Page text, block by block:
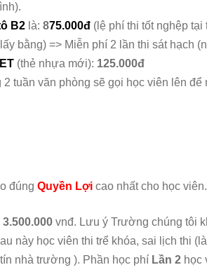
B2 là:875.000đ (lệ phí thi tốt nghệp
bằng) => Miễn phí 2 lần thi sát hạch
(thẻ nhựa mới): 125.000đ
2 tuần văn phòng sẽ gọi học viên lên
đúng Quyền Lợi cao nhất cho học viên.
3.500.000 vnđ. Lưu ý Trường chúng tôi
này học viên thi trể khóa, sai lịch thi
nhà trường ). Phần học phí Lần 2 học